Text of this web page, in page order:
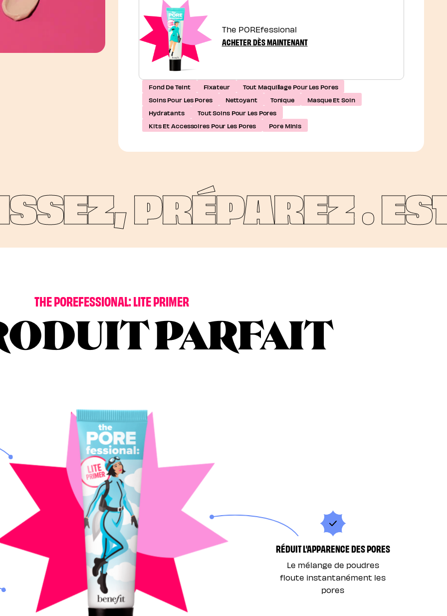
The POREfessional
ACHETER DÈS MAINTENANT
Fond De Teint Fixateur
Tout Maquillage Pour Les Pores
Soins Pour Les Pores
Nettoyant Tonique
Masque Et Soin
Hydratants
Tout Soins Pour Les Pores
Kits Et Accessoires Pour Les Pores
Pore Minis
PRÉPAREZ .
THEPOREFESSIONAL:LITEPRIMER
PARFAIT
RÉDUIT L'APPARENCE DES PORES
Le mélange de poudres
floute instantanément les
pores